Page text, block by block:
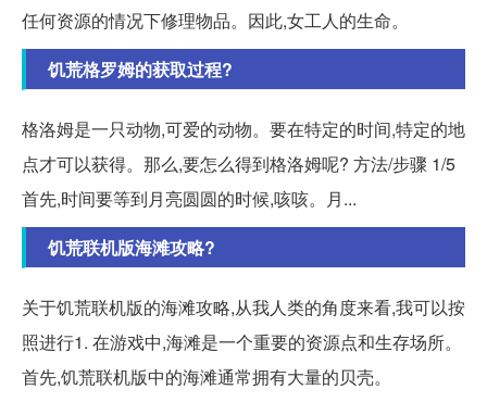
任何资源的情况下修理物品。因此,女工人的生命。
饥荒格罗姆的获取过程?
格洛姆是一只动物,可爱的动物。要在特定的时间,特定的地
点才可以获得。那么,要怎么得到格洛姆呢? 方法/步骤 1/5
首先,时间要等到月亮圆圆的时候,咳咳。月...
饥荒联机版海滩攻略?
关于饥荒联机版的海滩攻略,从我人类的角度来看,我可以按
照进行1. 在游戏中,海滩是一个重要的资源点和生存场所。
首先,饥荒联机版中的海滩通常拥有大量的贝壳。